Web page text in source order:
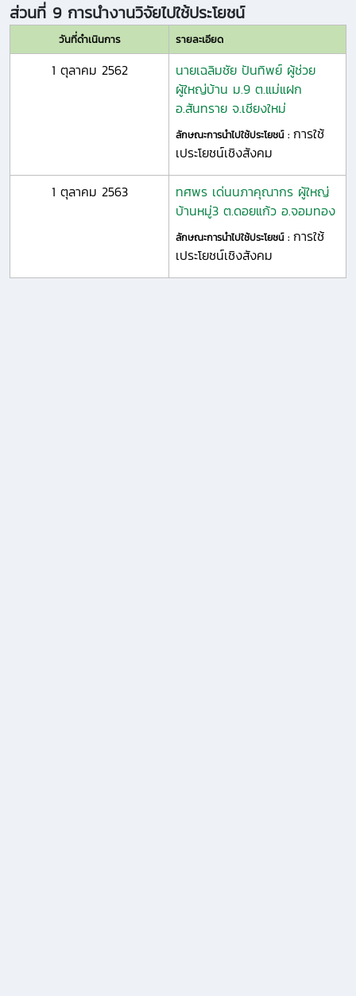
ส่วนที่ 9 การนำงานวิจัยไปใช้ประโยชน์
วันที่ดำเนินการ รายละเอียด
1 ตุลาคม 2562
นายเฉลิมชัย ปันทิพย์ ผู้ช่วย
ผู้ใหญ่บ้าน ม.9 ต.แม่แฝก
อ.สันทราย จ.เชียงใหม่
ลักษณะการนำไปใช้ประโยชน์ : การใช้
เประโยชน์เชิงสังคม
1 ตุลาคม 2563
ทศพร เด่นนภาคุณากร ผู้ใหญ่
บ้านหมู่3 ต.ดอยแก้ว อ.จอมทอง
ลักษณะการนำไปใช้ประโยชน์ : การใช้
เประโยชน์เชิงสังคม